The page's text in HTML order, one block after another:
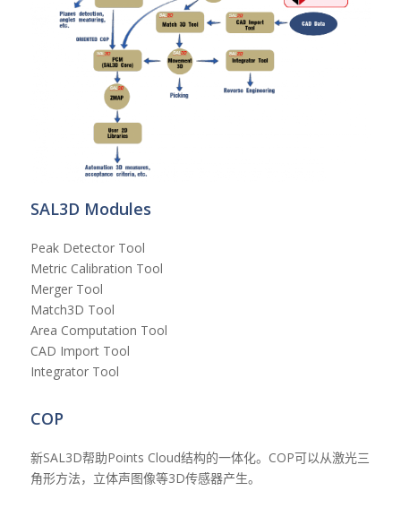
SAL3D Modules
Peak Detector Tool
Metric Calibration Tool
Merger Tool
Match3D Tool
Area Computation Tool
CAD Import Tool
Integrator Tool
COP
新SAL3D帮助Points Cloud结构的一体化。COP可以从激光三
角形方法，立体声图像等3D传感器产生。